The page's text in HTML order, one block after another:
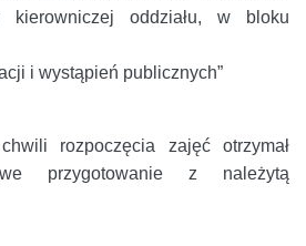
oddziału, w bloku
i wystąpień publicznych”
rozpoczęcia zajęć otrzymał
przygotowanie z należytą